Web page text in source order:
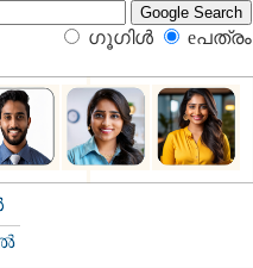
ഗൂഗിള്‍ eപത്രം‍